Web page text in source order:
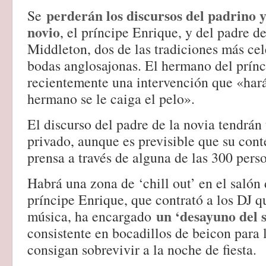
Se perderán los discursos del padrino
novio, el príncipe Enrique, y del padre
Middleton, dos de las tradiciones más
bodas anglosajonas. El hermano del
recientemente una intervención que
hermano se le caiga el pelo».
El discurso del padre de la novia
privado, aunque es previsible que su
prensa a través de alguna de las 300
Habrá una zona de ‘chill out’ en el
príncipe Enrique, que contrató a los DJ
música, ha encargado un ‘desayuno del
consistente en bocadillos de beicon para
consigan sobrevivir a la noche de fiesta.